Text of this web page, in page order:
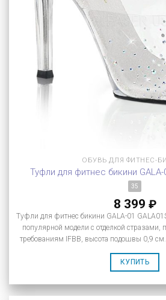
ОБУВЬ ДЛЯ ФИТНЕС-
Туфли для фитнес бикини
35
8 399 ₽
Туфли для фитнес бикини GALA-01
популярной модели с отделкой стразами,
требованиям IFBB, высота подошвы 0,9
КУПИТЬ